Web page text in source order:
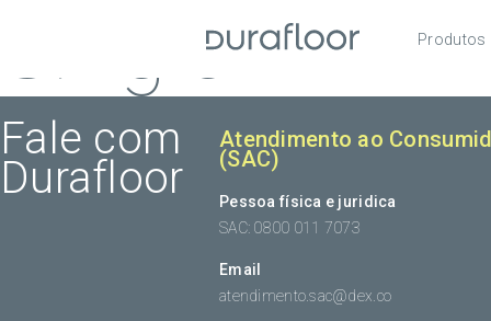
Produtos
Single
Fale com
Durafloor
Atendimento ao
(SAC)
Pessoa física e juridica
SAC: 0800 011 7073
Email
atendimento.sac@dex.co